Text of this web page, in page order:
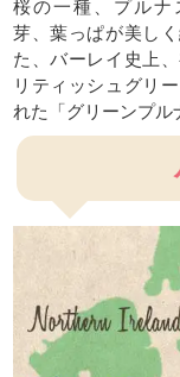
桜の一種、プルナ
芽、葉っぱが美し
た、バーレイ史上
リティッシュグリ
れた「グリーンプル